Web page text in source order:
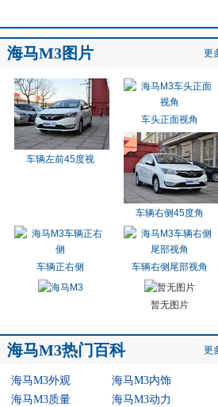
更
海马M3图片
车辆左前45度视
车头正面视角
车辆右侧45度角
车辆正右侧 车辆右侧尾部视角
暂无图片
更
海马M3热门百科
· 海马M3外观 · 海马M3内饰
· 海马M3质量 · 海马M3动力